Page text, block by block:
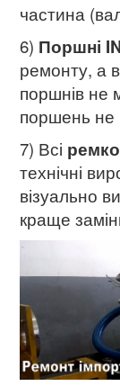
частина
6) Поршні
ремонту, а
поршнів не
поршень не
7) Всі
технічні
візуально
краще